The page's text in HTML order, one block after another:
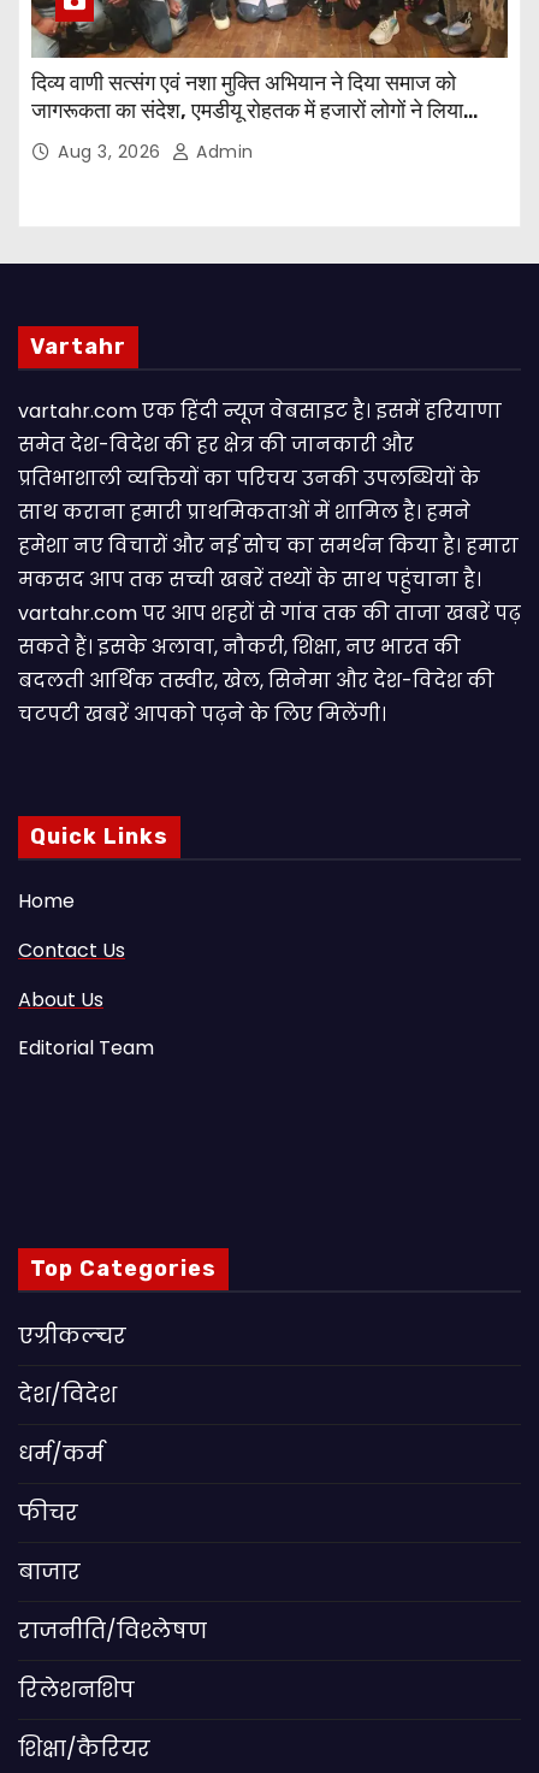
दिव्य वाणी सत्संग एवं नशा मुक्ति अभियान ने दिया समाज को
जागरूकता का संदेश, एमडीयू रोहतक में हजारों लोगों ने लिया
संकल्पAug 3, 2026 Admin
Vartahr
vartahr.com एक हिंदी न्यूज वेबसाइट है। इसमें हरियाणा
समेत देश-विदेश की हर क्षेत्र की जानकारी और
प्रतिभाशाली व्यक्तियों का परिचय उनकी उपलब्धियों के
साथ कराना हमारी प्राथमिकताओं में शामिल है। हमने
हमेशा नए विचारों और नई सोच का समर्थन किया है। हमारा
मकसद आप तक सच्ची खबरें तथ्यों के साथ पहुंचाना है।
vartahr.com पर आप शहरों से गांव तक की ताजा खबरें पढ़
सकते हैं। इसके अलावा, नौकरी, शिक्षा, नए भारत की
बदलती आर्थिक तस्वीर, खेल, सिनेमा और देश-विदेश की
चटपटी खबरें आपकाे पढ़ने के लिए मिलेंगी।
Quick Links
Home
Contact Us
About Us
Editorial Team
Top Categories
एग्रीकल्चर
देश/विदेश
धर्म/कर्म
फीचर
बाजार
राजनीति/विश्लेषण
रिलेशनशिप
शिक्षा/कैरियर